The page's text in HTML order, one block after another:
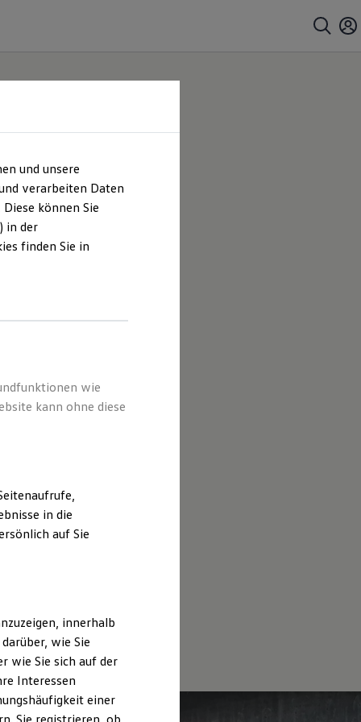
und unsere
verarbeiten Daten
können Sie
in der
finden Sie in
wie
kann ohne diese
in die
auf Sie
innerhalb
wie Sie
wie Sie sich auf der
Interessen
einer
Sie registrieren, ob